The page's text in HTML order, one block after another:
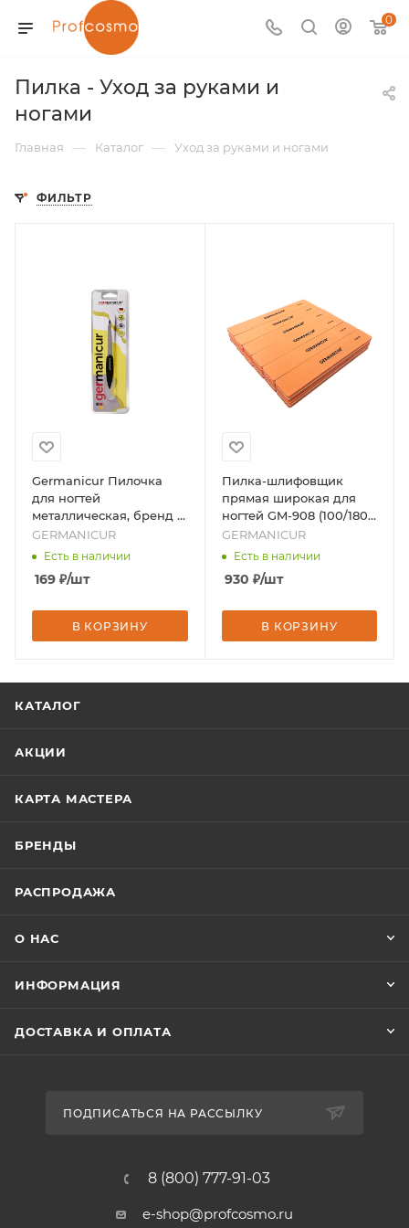
0
Пилка - Уход за руками и
ногами
Главная — Каталог — Уход за руками и ногами
ФИЛЬТР
Germanicur Пилочка
для ногтей
металлическая, бренд -
GERMANICUR
GERMANICUR
Есть в наличии
169 ₽/шт
В КОРЗИНУ
Пилка-шлифовщик
прямая широкая для
ногтей GM-908 (100/180)
GERMANICUR
ОРАНЖЕВАЯ 12 шт,
GERMANICUR
Есть в наличии
930 ₽/шт
В КОРЗИНУ
КАТАЛОГ
АКЦИИ
КАРТА МАСТЕРА
БРЕНДЫ
РАСПРОДАЖА
О НАС
ИНФОРМАЦИЯ
ДОСТАВКА И ОПЛАТА
ПОДПИСАТЬСЯ НА РАССЫЛКУ
8 (800) 777-91-03
e-shop@profcosmo.ru